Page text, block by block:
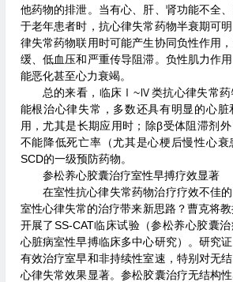
他药物的排泄。当有心、肝、肾功能不全
于老年患者时，抗心律失常药物半衰期可
律失常药物联用时可能产生协同负性作用
缓、低血压和严重传导阻滞。负性肌力作
能恶化甚至心力衰竭。
总的来看，临床Ⅰ~Ⅳ类抗心律失常药
能根治心律失常，多数还具有明显的心
用，尤其是长期应用时；除β受体阻滞剂
不能降低死亡率（尤其是心梗后慢性心衰
SCD的一级预防药物。
参松养心胶囊治疗室性早搏疗效显著
在室性抗心律失常药物治疗疗效不佳
室性心律失常的治疗带来新思路？曹克将
开展了SS-CAT临床试验（参松养心胶囊
心脏病室性早搏临床多中心研究）。研究
有效治疗室早和非持续性室速，特别对无
心律失常效果显著。参松胶囊治疗无结构